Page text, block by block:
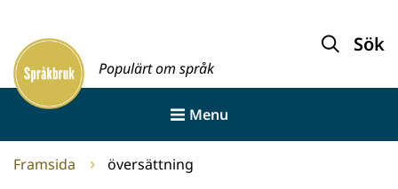
innehållet
Framsida
Populärt om språk
Sök
Menu
Framsida översättning